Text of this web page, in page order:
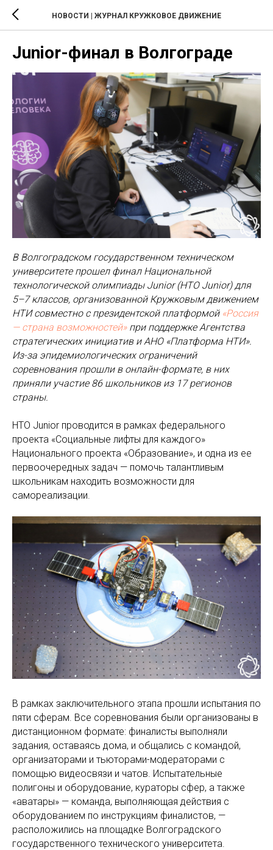
НОВОСТИ | ЖУРНАЛ КРУЖКОВОЕ ДВИЖЕНИЕ
Junior-финал в Волгограде
В Волгоградском государственном техническом
университете прошел финал Национальной
технологической олимпиады Junior (НТО Junior) для
5–7 классов, организованной Кружковым движением
НТИ совместно с президентской платформой «Россия
— страна возможностей» при поддержке Агентства
стратегических инициатив и АНО «Платформа НТИ».
Из-за эпидемиологических ограничений
соревнования прошли в онлайн-формате, в них
приняли участие 86 школьников из 17 регионов
страны.
НТО Junior проводится в рамках федерального
проекта «Социальные лифты для каждого»
Национального проекта «Образование», и одна из ее
первоочередных задач — помочь талантливым
школьникам находить возможности для
самореализации.
В рамках заключительного этапа прошли испытания по
пяти сферам. Все соревнования были организованы в
дистанционном формате: финалисты выполняли
задания, оставаясь дома, и общались с командой,
организаторами и тьюторами-модераторами с
помощью видеосвязи и чатов. Испытательные
полигоны и оборудование, кураторы сфер, а также
«аватары» — команда, выполняющая действия с
оборудованием по инструкциям финалистов, —
расположились на площадке Волгоградского
государственного технического университета.